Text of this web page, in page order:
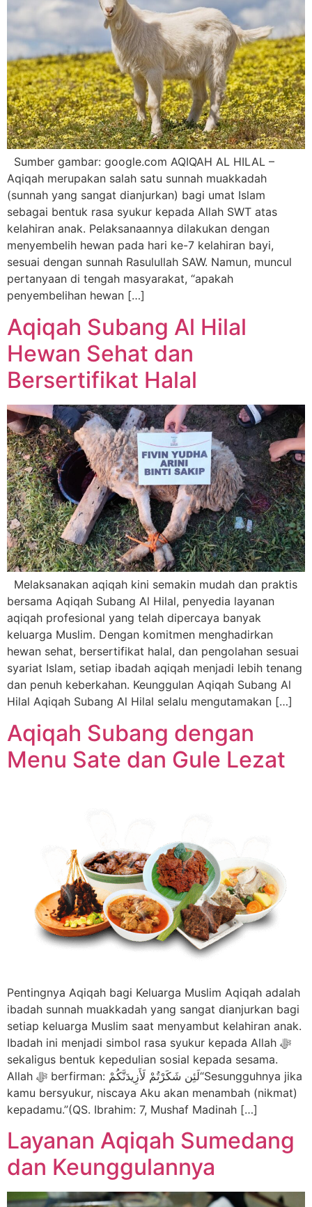
Sumber gambar: google.com AQIQAH AL HILAL –
Aqiqah merupakan salah satu sunnah muakkadah
(sunnah yang sangat dianjurkan) bagi umat Islam
sebagai bentuk rasa syukur kepada Allah SWT atas
kelahiran anak. Pelaksanaannya dilakukan dengan
menyembelih hewan pada hari ke-7 kelahiran bayi,
sesuai dengan sunnah Rasulullah SAW. Namun, muncul
pertanyaan di tengah masyarakat, “apakah
penyembelihan hewan […]
Aqiqah Subang Al Hilal
Hewan Sehat dan
Bersertifikat Halal
Melaksanakan aqiqah kini semakin mudah dan praktis
bersama Aqiqah Subang Al Hilal, penyedia layanan
aqiqah profesional yang telah dipercaya banyak
keluarga Muslim. Dengan komitmen menghadirkan
hewan sehat, bersertifikat halal, dan pengolahan sesuai
syariat Islam, setiap ibadah aqiqah menjadi lebih tenang
dan penuh keberkahan. Keunggulan Aqiqah Subang Al
Hilal Aqiqah Subang Al Hilal selalu mengutamakan […]
Aqiqah Subang dengan
Menu Sate dan Gule Lezat
Pentingnya Aqiqah bagi Keluarga Muslim Aqiqah adalah
ibadah sunnah muakkadah yang sangat dianjurkan bagi
setiap keluarga Muslim saat menyambut kelahiran anak.
Ibadah ini menjadi simbol rasa syukur kepada Allah ﷻ
sekaligus bentuk kepedulian sosial kepada sesama.
Allah ﷻ berfirman: لَئِن شَكَرْتُمْ لَأَزِيدَنَّكُمْ“Sesungguhnya jika
kamu bersyukur, niscaya Aku akan menambah (nikmat)
kepadamu.”(QS. Ibrahim: 7, Mushaf Madinah […]
Layanan Aqiqah Sumedang
dan Keunggulannya